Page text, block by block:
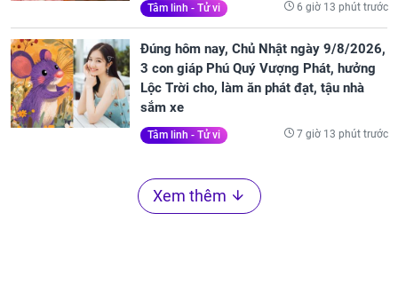
Tâm linh - Tử vi 6 giờ 13 phút trước
Đúng hôm nay, Chủ Nhật ngày 9/8/2026,
3 con giáp Phú Quý Vượng Phát, hưởng
Lộc Trời cho, làm ăn phát đạt, tậu nhà
sắm xe
Tâm linh - Tử vi 7 giờ 13 phút trước
Xem thêm